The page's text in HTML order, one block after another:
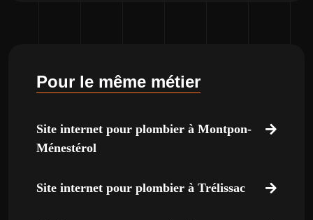
Pour le même métier
Site internet pour plombier à Montpon-
Ménestérol
Site internet pour plombier à Trélissac